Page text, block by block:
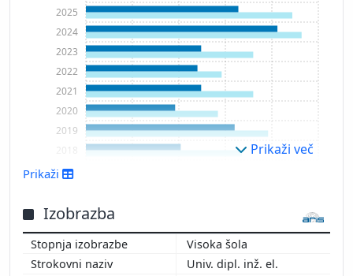
2012
2013
2015
2017
2019
2020
2021
2022
2023
2024
2025
Prikaži več
Prikaži
Izobrazba
Visoka šola
Univ. dipl. inž. el.